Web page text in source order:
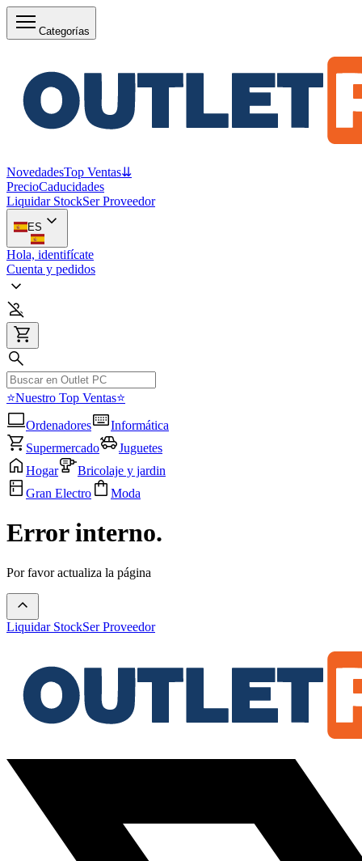
Categorías
NovedadesTop Ventas⇊
PrecioCaducidades
Liquidar StockSer Proveedor
ES
Hola, identifícate
Cuenta y pedidos
⭐Nuestro Top Ventas⭐
Ordenadores
Informática
Supermercado
Juguetes
Hogar
Bricolaje y jardin
Gran Electro
Moda
Error interno.
Por favor actualiza la página
Liquidar StockSer Proveedor